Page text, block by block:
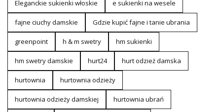
Eleganckie sukienki włoskie e sukienki na wesele
fajne ciuchy damskie Gdzie kupić fajne i tanie ubrania
greenpoint h & m swetry hm sukienki
hm swetry damskie hurt24 hurt odzież damska
hurtownia hurtownia odzieży
hurtownia odzieży damskiej hurtownia ubrań